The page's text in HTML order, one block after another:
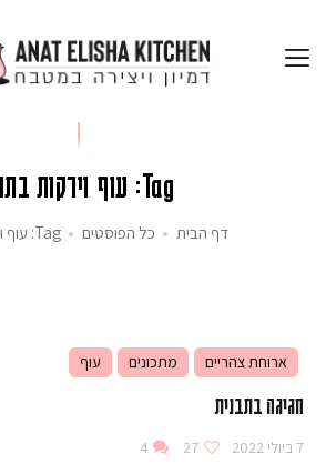
Tag: עוף וירקות בתנור
דף הבית כל הפוסטים Tag: עוף וירקות בתנור
ארוחת צהריים מתכונים עוף
חגיגה בתבנית
7 ביולי 2022 27
4